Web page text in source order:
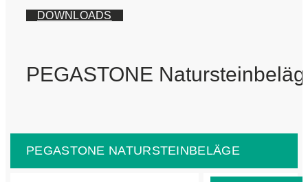
DOWNLOADS
PEGASTONE
PEGASTONE NATURSTEINBELÄGE